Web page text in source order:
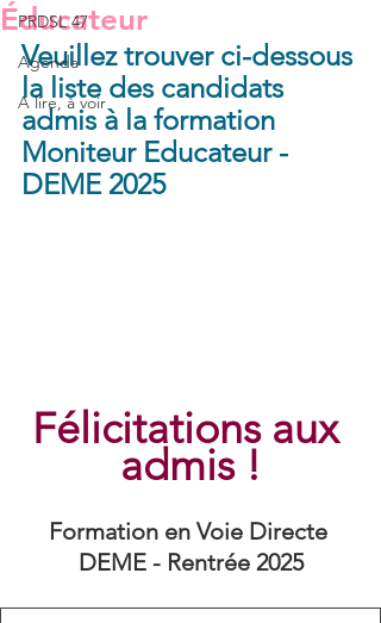
PRDSL 47
Agenda
A lire, à voir
Éducateur
Veuillez trouver ci-dessous
la liste des candidats
admis à la formation
Moniteur Educateur -
DEME 2025
Félicitations aux
admis !
Formation en Voie Directe
DEME - Rentrée 2025